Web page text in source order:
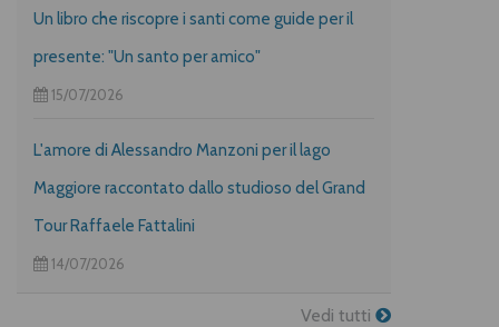
Un libro che riscopre i santi come guide per il
presente: "Un santo per amico"
15/07/2026
L'amore di Alessandro Manzoni per il lago
Maggiore raccontato dallo studioso del Grand
Tour Raffaele Fattalini
14/07/2026
Vedi tutti